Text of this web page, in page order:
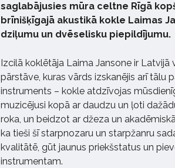
saglabājusies mūra celtne Rīgā
brīnišķīgajā akustikā kokle Laimas
dziļumu un dvēselisku piepildījumu.
Izcilā koklētāja Laima Jansone ir
pārstāve, kuras vārds izskanējis arī tālu
instruments – kokle atdzīvojas
muzicējusi kopā ar daudzu un ļoti
roka, un beidzot ar džeza un
ka tieši šī starpnozaru un starpžanru
kvalitātē, gūt jaunus priekšstatus un
instrumentam.